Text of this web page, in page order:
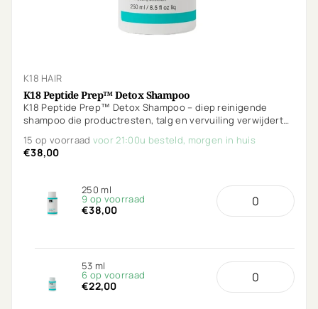
K18 HAIR
K18 Peptide Prep™ Detox Shampoo
K18 Peptide Prep™ Detox Shampoo – diep reinigende
shampoo die productresten, talg en vervuiling verwijdert
optimale verzorging.
15 op voorraad voor 21:00u besteld, morgen in huis
€38,00
250 ml
9 op voorraad
€38,00
53 ml
6 op voorraad
€22,00